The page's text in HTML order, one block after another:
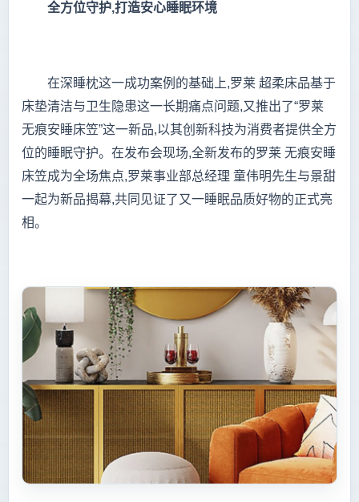
全方位守护,打造安心睡眠环境
在深睡枕这一成功案例的基础上,罗莱 超柔床品基于
床垫清洁与卫生隐患这一长期痛点问题,又推出了“罗莱
无痕安睡床笠”这一新品,以其创新科技为消费者提供全方
位的睡眠守护。在发布会现场,全新发布的罗莱 无痕安睡
床笠成为全场焦点,罗莱事业部总经理 童伟明先生与景甜
一起为新品揭幕,共同见证了又一睡眠品质好物的正式亮
相。